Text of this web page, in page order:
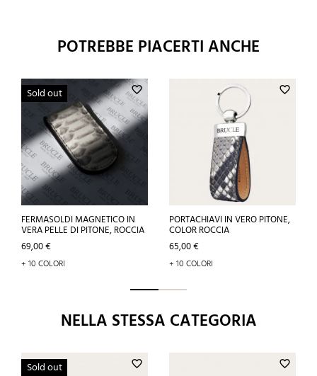
POTREBBE PIACERTI ANCHE
favorite_border
Sold out
FERMASOLDI MAGNETICO IN
VERA PELLE DI PITONE, ROCCIA
Prezzo
69,00 €
+ 10 COLORI
favorite_border
PORTACHIAVI IN VERO PITONE,
COLOR ROCCIA
Prezzo
65,00 €
+ 10 COLORI
NELLA STESSA CATEGORIA
favorite_border
Sold out favorite_border